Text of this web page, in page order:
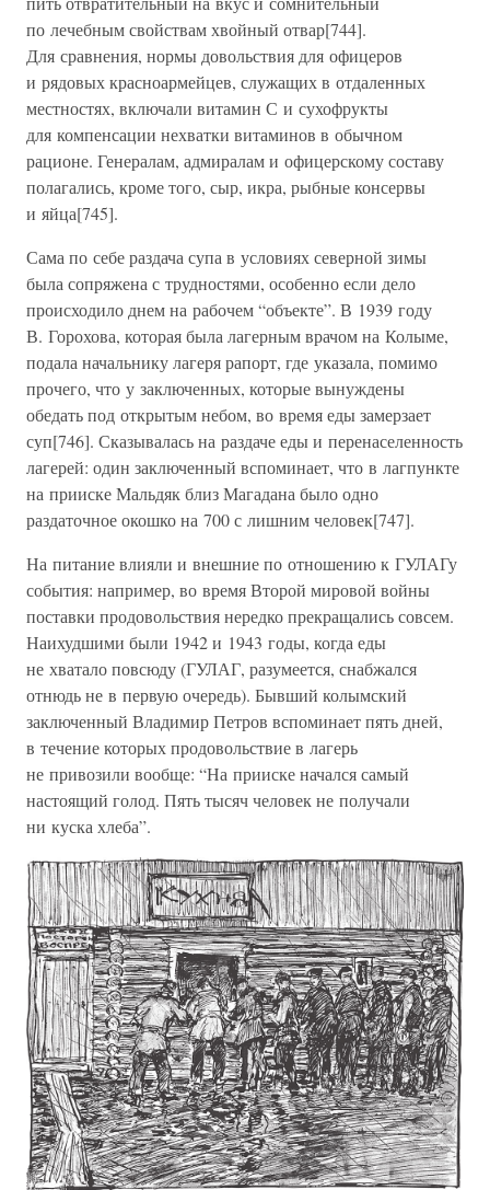
по лечебным свойствам хвойный отвар[744].
Для сравнения, нормы довольствия для офицеров
и рядовых красноармейцев, служащих в отдаленных
местностях, включали витамин С и сухофрукты
для компенсации нехватки витаминов в обычном
рационе. Генералам, адмиралам и офицерскому составу
полагались, кроме того, сыр, икра, рыбные консервы
и яйца[745].
Сама по себе раздача супа в условиях северной зимы
была сопряжена с трудностями, особенно если дело
происходило днем на рабочем “объекте”. В 1939 году
В. Горохова, которая была лагерным врачом на Колыме,
подала начальнику лагеря рапорт, где указала, помимо
прочего, что у заключенных, которые вынуждены
обедать под открытым небом, во время еды замерзает
суп[746]. Сказывалась на раздаче еды и перенаселенность
лагерей: один заключенный вспоминает, что в лагпункте
на прииске Мальдяк близ Магадана было одно
раздаточное окошко на 700 с лишним человек[747].
На питание влияли и внешние по отношению к ГУЛАГу
события: например, во время Второй мировой войны
поставки продовольствия нередко прекращались совсем.
Наихудшими были 1942 и 1943 годы, когда еды
не хватало повсюду (ГУЛАГ, разумеется, снабжался
отнюдь не в первую очередь). Бывший колымский
заключенный Владимир Петров вспоминает пять дней,
в течение которых продовольствие в лагерь
не привозили вообще: “На прииске начался самый
настоящий голод. Пять тысяч человек не получали
ни куска хлеба”.